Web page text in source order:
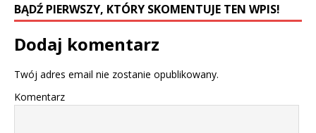
BĄDŹ PIERWSZY, KTÓRY SKOMENTUJE TEN WPIS!
Dodaj komentarz
Twój adres email nie zostanie opublikowany.
Komentarz